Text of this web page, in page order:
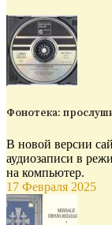
Фонотека:
В новой версии
аудиозаписи в
на компьютер.
17 Февраля 2025